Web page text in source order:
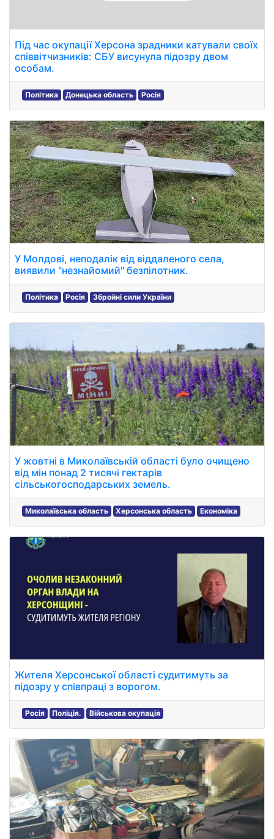
Під час окупації Херсона зрадники катували своїх
співвітчизників: СБУ висунула підозру двом
особам.
Політика Донецька область Росія
У Молдові, неподалік від віддаленого села,
виявили "незнайомий" безпілотник.
Політика Росія Збройні сили України
У жовтні в Миколаївській області було очищено
від мін понад 2 тисячі гектарів
сільськогосподарських земель.
Миколаївська область Херсонська область Економіка
Жителя Херсонської області судитимуть за
підозру у співпраці з ворогом.
Росія Поліція. Військова окупація